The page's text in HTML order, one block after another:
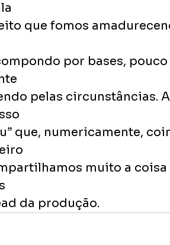
que fomos
por bases,
pelas circunstâncias.
que, numericamente,
muito a
da produção.